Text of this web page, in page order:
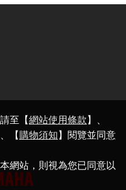
至【網站使用條款】、
【購物須知】閱覽並同意
網站，則視為您已同意以